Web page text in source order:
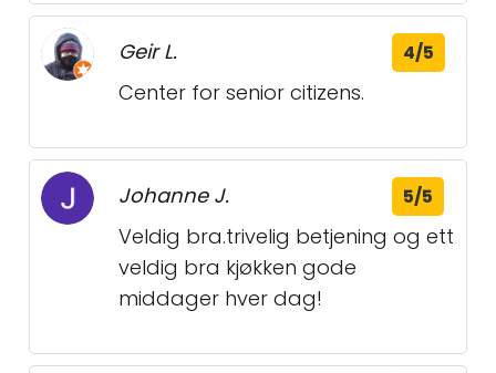
Geir L. 4/5
Center for senior citizens.
Johanne J. 5/5
Veldig bra.trivelig betjening og ett
veldig bra kjøkken gode
middager hver dag!